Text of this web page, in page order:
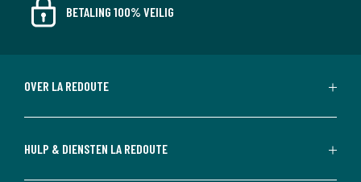
BETALING 100% VEILIG
OVER LA REDOUTE
HULP & DIENSTEN LA REDOUTE